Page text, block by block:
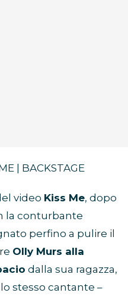
| BACKSTAGE
video Kiss Me, dopo
la conturbante
perfino a pulire il
Olly Murs alla
dalla sua ragazza,
stesso cantante –